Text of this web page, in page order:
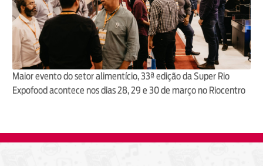
Maior evento do setor alimentício, 33ª edição da Super Rio
Expofood acontece nos dias 28, 29 e 30 de março no Riocentro